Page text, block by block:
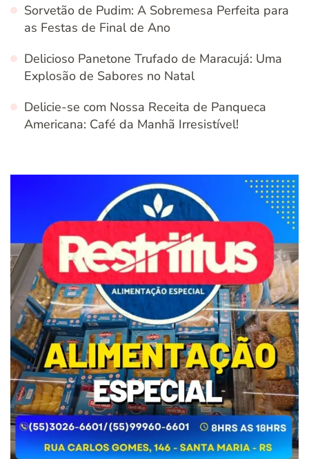
Sorvetão de Pudim: A Sobremesa Perfeita para
as Festas de Final de Ano
Delicioso Panetone Trufado de Maracujá: Uma
Explosão de Sabores no Natal
Delicie-se com Nossa Receita de Panqueca
Americana: Café da Manhã Irresistível!